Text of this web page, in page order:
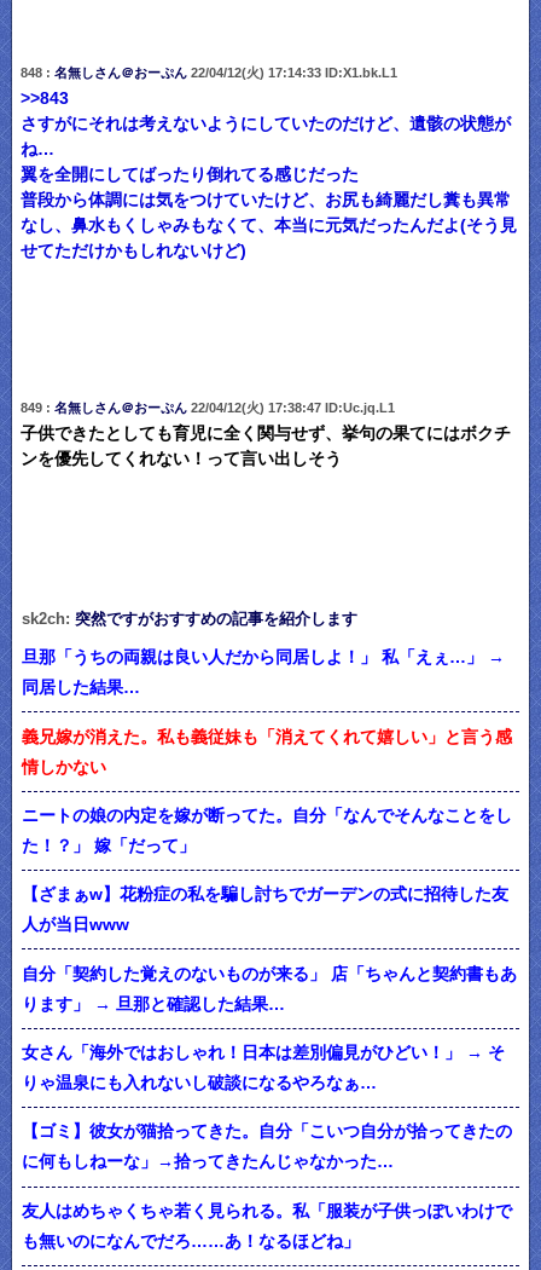
848 : 名無しさん＠おーぷん22/04/12(火) 17:14:33 ID:X1.bk.L1
>>843
さすがにそれは考えないようにしていたのだけど、遺骸の状態が
ね…
翼を全開にしてばったり倒れてる感じだった
普段から体調には気をつけていたけど、お尻も綺麗だし糞も異常
なし、鼻水もくしゃみもなくて、本当に元気だったんだよ(そう見
せてただけかもしれないけど)
849 : 名無しさん＠おーぷん22/04/12(火) 17:38:47 ID:Uc.jq.L1
子供できたとしても育児に全く関与せず、挙句の果てにはボクチ
ンを優先してくれない！って言い出しそう
sk2ch: 突然ですがおすすめの記事を紹介します
旦那「うちの両親は良い人だから同居しよ！」 私「えぇ…」 →
同居した結果…
義兄嫁が消えた。私も義従妹も「消えてくれて嬉しい」と言う感
情しかない
ニートの娘の内定を嫁が断ってた。自分「なんでそんなことをし
た！？」 嫁「だって」
【ざまぁw】花粉症の私を騙し討ちでガーデンの式に招待した友
人が当日www
自分「契約した覚えのないものが来る」 店「ちゃんと契約書もあ
ります」 → 旦那と確認した結果…
女さん「海外ではおしゃれ！日本は差別偏見がひどい！」 → そ
りゃ温泉にも入れないし破談になるやろなぁ…
【ゴミ】彼女が猫拾ってきた。自分「こいつ自分が拾ってきたの
に何もしねーな」→拾ってきたんじゃなかった…
友人はめちゃくちゃ若く見られる。私「服装が子供っぽいわけで
も無いのになんでだろ……あ！なるほどね」